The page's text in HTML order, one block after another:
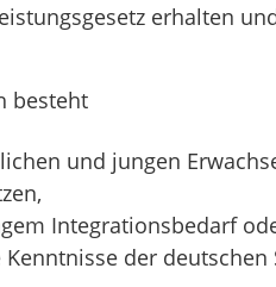
erhalten
besteht
und jungen
Integrationsbedarf
der